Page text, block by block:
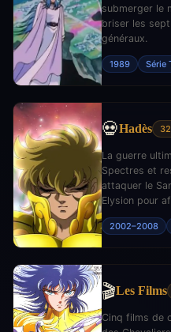
submerger le
briser les
généraux.
1989 Série
💀Hadès
La guerre
Spectres et
attaquer le
Elysion pour
2002–2008
🎬Les Films
Cinq films de